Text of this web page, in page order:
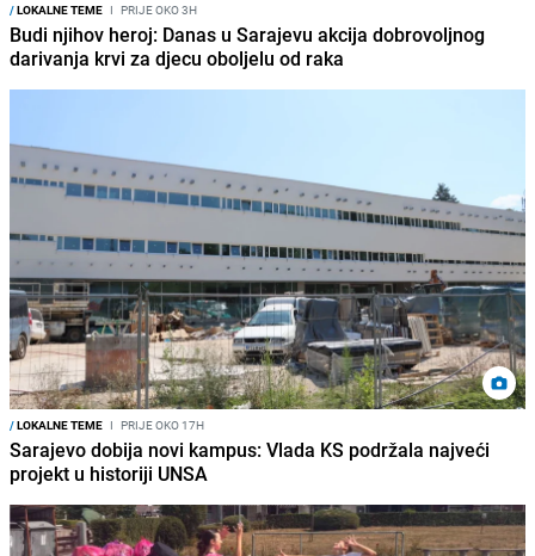
/LOKALNE TEME I PRIJE OKO 3H
Budi njihov heroj: Danas u Sarajevu akcija dobrovoljnog
darivanja krvi za djecu oboljelu od raka
/LOKALNE TEME I PRIJE OKO 17H
Sarajevo dobija novi kampus: Vlada KS podržala najveći
projekt u historiji UNSA